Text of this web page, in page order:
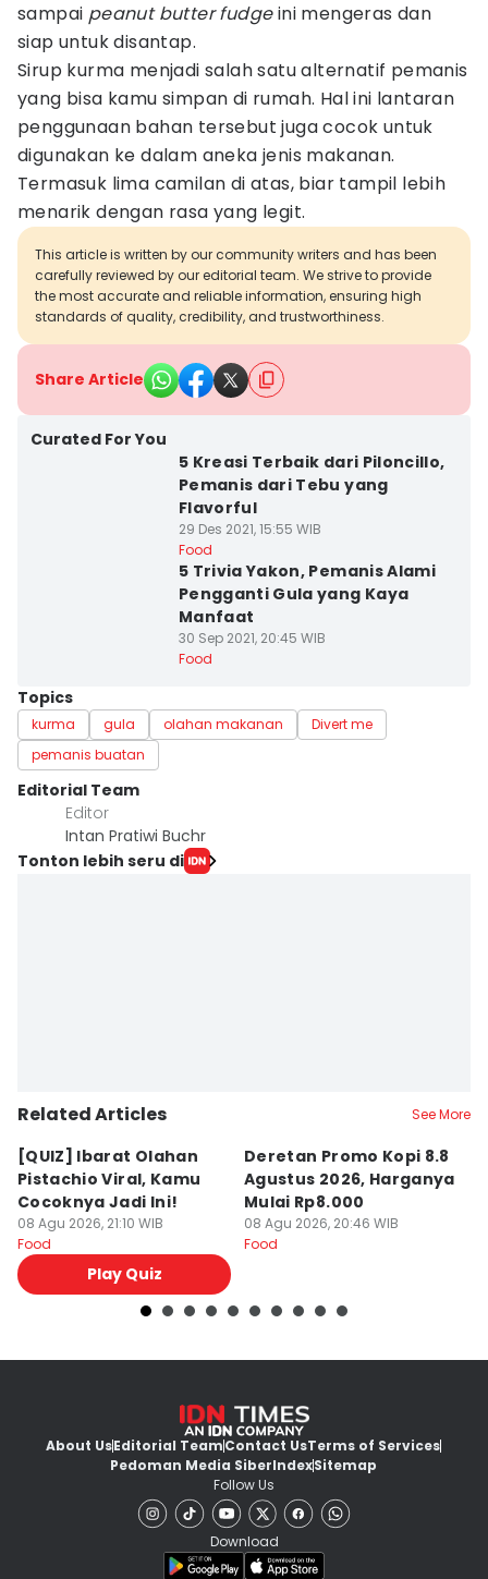
sampai peanut butter fudgeini mengeras dan
siap untuk disantap.
Sirup kurma menjadi salah satu alternatif pemanis
yang bisa kamu simpan di rumah. Hal ini lantaran
penggunaan bahan tersebut juga cocok untuk
digunakan ke dalam aneka jenis makanan.
Termasuk lima camilan di atas, biar tampil lebih
menarik dengan rasa yang legit.
This article is written by our community writers and has been
carefully reviewed by our editorial team. We strive to provide
the most accurate and reliable information, ensuring high
standards of quality, credibility, and trustworthiness.
Share Article
Curated For You
5 Kreasi Terbaik dari Piloncillo,
Pemanis dari Tebu yang
Flavorful
29 Des 2021, 15:55 WIB
Food
5 Trivia Yakon, Pemanis Alami
Pengganti Gula yang Kaya
Manfaat
30 Sep 2021, 20:45 WIB
Food
Topics
kurma gula olahan makanan
Divert me
pemanis buatan
Editorial Team
Editor
Intan Pratiwi Buchr
Tonton lebih seru di
Related Articles See More
[QUIZ] Ibarat Olahan
Pistachio Viral, Kamu
Cocoknya Jadi Ini!
08 Agu 2026, 21:10 WIB
Food
Play Quiz
Deretan Promo Kopi 8.8
Agustus 2026, Harganya
Mulai Rp8.000
08 Agu 2026, 20:46 WIB
Food
About UsEditorial TeamContact UsTerms of Services
Pedoman Media SiberIndexSitemap
Follow Us
Download